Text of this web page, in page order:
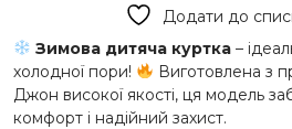
Додати до
Зимова дитяча куртка–
холодної пори!
Виготовлена з
Джон високої якості, ця модель
комфорт і надійний захист.